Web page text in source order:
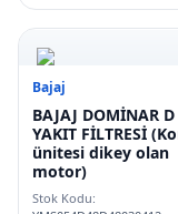
Bajaj
BAJAJ DOMİNAR
YAKIT FİLTRESİ
ünitesi dikey olan
motor)
Stok Kodu: